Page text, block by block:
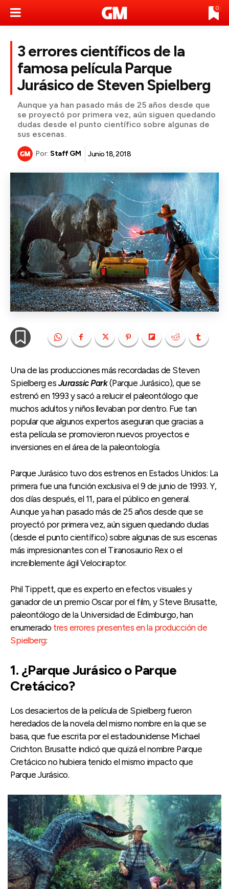
0
3 errores científicos de la
famosa película Parque
Jurásico de Steven Spielberg
Aunque ya han pasado más de 25 años desde que
se proyectó por primera vez, aún siguen quedando
dudas desde el punto científico sobre algunas de
sus escenas.
Por: Staff GM Junio 18, 2018
Una de las producciones más recordadas de Steven
Spielberg es Jurassic Park(Parque Jurásico), que se
estrenó en 1993 y sacó a relucir el paleontólogo que
muchos adultos y niños llevaban por dentro. Fue tan
popular que algunos expertos aseguran que gracias a
esta película se promovieron nuevos proyectos e
inversiones en el área de la paleontología.
Parque Jurásico tuvo dos estrenos en Estados Unidos: La
primera fue una función exclusiva el 9 de junio de 1993. Y,
dos días después, el 11, para el público en general.
Aunque ya han pasado más de 25 años desde que se
proyectó por primera vez, aún siguen quedando dudas
(desde el punto científico) sobre algunas de sus escenas
más impresionantes con el Tiranosaurio Rex o el
increíblemente ágil Velociraptor.
Phil Tippett, que es experto en efectos visuales y
ganador de un premio Oscar por el film, y Steve Brusatte,
paleontólogo de la Universidad de Edimburgo, han
enumerado tres errores presentes en la producción de
Spielberg:
1. ¿Parque Jurásico o Parque
Cretácico?
Los desaciertos de la película de Spielberg fueron
heredados de la novela del mismo nombre en la que se
basa, que fue escrita por el estadounidense Michael
Crichton. Brusatte indicó que quizá el nombre Parque
Cretácico no hubiera tenido el mismo impacto que
Parque Jurásico.